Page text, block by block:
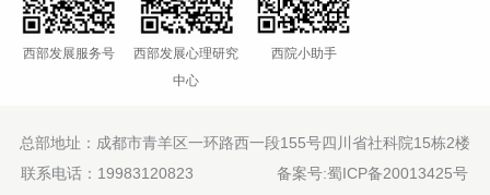
西部发展服务号
西部发展心理研究
中心
西院小助手
总部地址：成都市青羊区一环路西一段155号四川省社科院15栋2楼
联系电话：19983120823备案号:蜀ICP备20013425号